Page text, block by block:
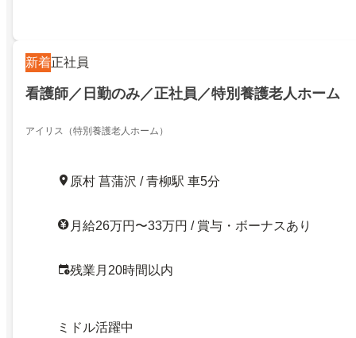
新着正社員
看護師／日勤のみ／正社員／特別養護老人ホーム
アイリス（特別養護老人ホーム）
原村 菖蒲沢 / 青柳駅 車5分
月給26万円〜33万円 / 賞与・ボーナスあり
残業月20時間以内
ミドル活躍中